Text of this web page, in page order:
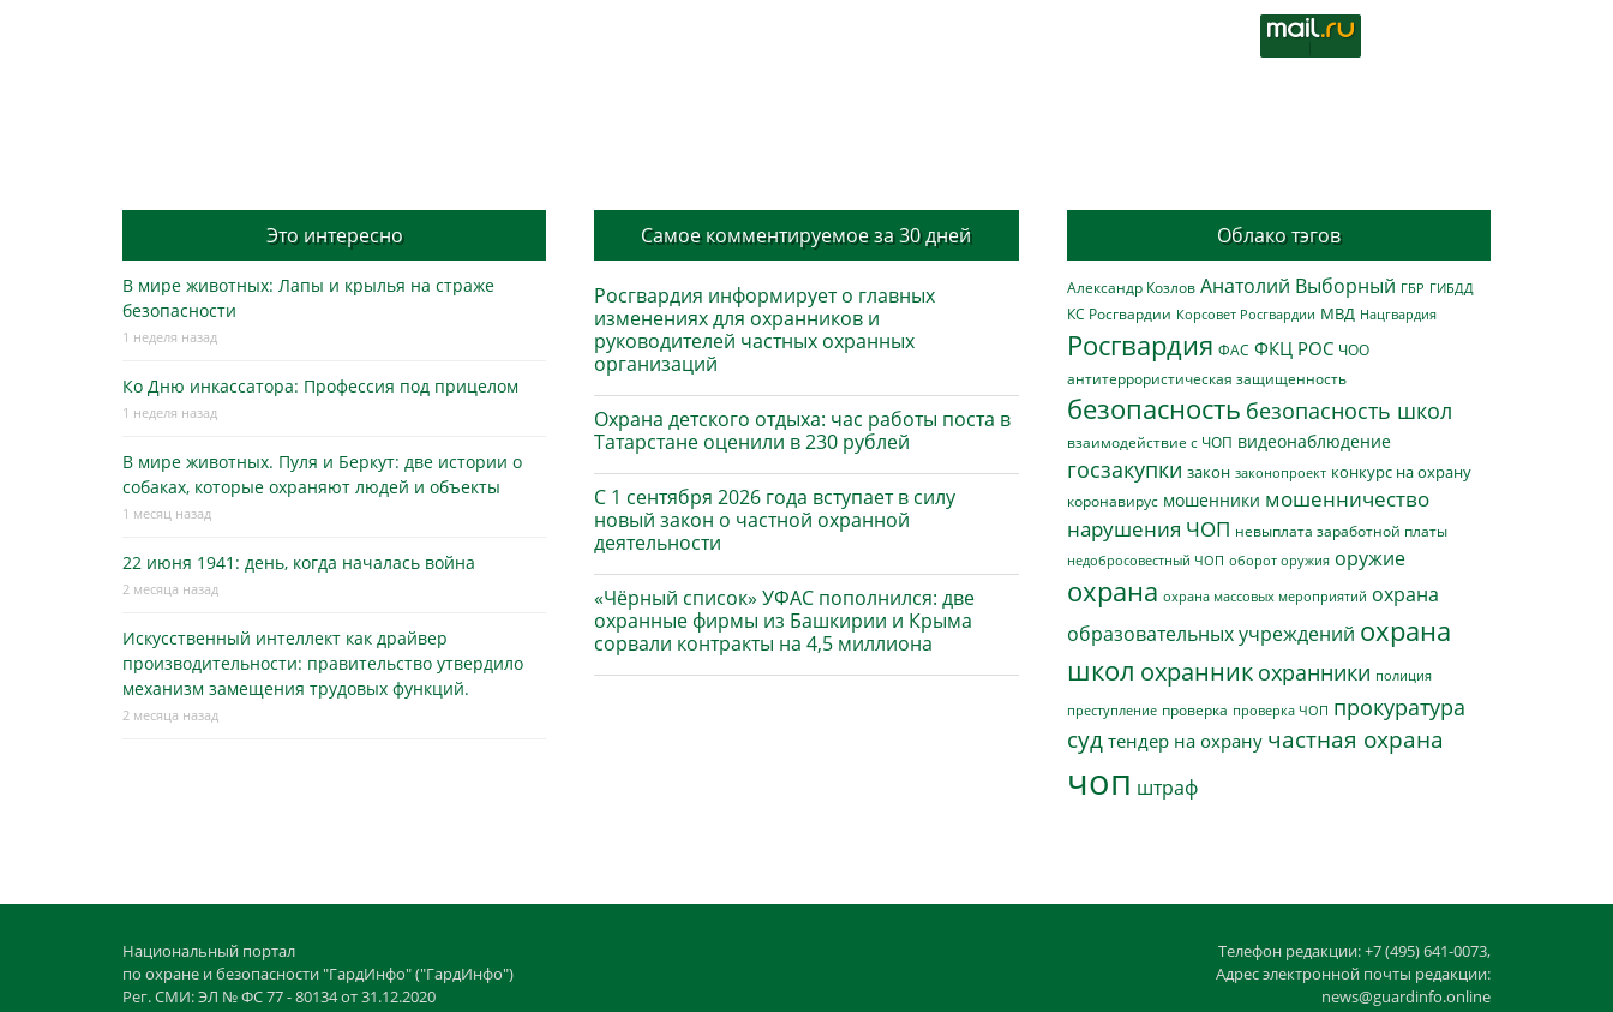
Это интересно
В мире животных: Лапы и крылья на страже
безопасности
1 неделя назад
Ко Дню инкассатора: Профессия под прицелом
1 неделя назад
В мире животных. Пуля и Беркут: две истории о
собаках, которые охраняют людей и объекты
1 месяц назад
22 июня 1941: день, когда началась война
2 месяца назад
Искусственный интеллект как драйвер
производительности: правительство утвердило
механизм замещения трудовых функций.
2 месяца назад
Самое комментируемое за 30 дней
Росгвардия информирует о главных
изменениях для охранников и
руководителей частных охранных
организаций
Охрана детского отдыха: час работы поста в
Татарстане оценили в 230 рублей
С 1 сентября 2026 года вступает в силу
новый закон о частной охранной
деятельности
«Чёрный список» УФАС пополнился: две
охранные фирмы из Башкирии и Крыма
сорвали контракты на 4,5 миллиона
Облако тэгов
Александр Козлов Анатолий Выборный ГБР ГИБДД
КС Росгвардии Корсовет Росгвардии МВД Нацгвардия
Росгвардия ФАС ФКЦ РОС ЧОО
антитеррористическая защищенность
безопасность безопасность школ
взаимодействие с ЧОП видеонаблюдение
госзакупки закон законопроект конкурс на охрану
коронавирус мошенники мошенничество
нарушения ЧОП невыплата заработной платы
недобросовестный ЧОП оборот оружия оружие
охрана охрана массовых мероприятий охрана
образовательных учреждений охрана
школ охранник охранники полиция
преступление проверка проверка ЧОП прокуратура
суд тендер на охрану частная охрана
чоп штраф
Национальный портал
по охране и безопасности "ГардИнфо" ("ГардИнфо")
Рег. СМИ: ЭЛ № ФС 77 - 80134 от 31.12.2020
Телефон редакции: +7 (495) 641-0073,
Адрес электронной почты редакции:
news@guardinfo.online